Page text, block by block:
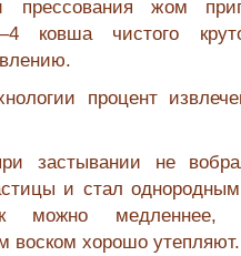
прессования жом
ковша чистого
процент
застывании не
и стал
можно медленнее,
воском хорошо утепляют.